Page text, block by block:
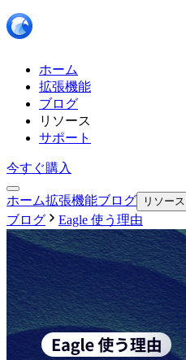
ホーム
拡張機能
ブログ
リソース
サポート
今すぐ購入
ホーム拡張機能ブログ リソース
ブログ
Eagle 使う理由